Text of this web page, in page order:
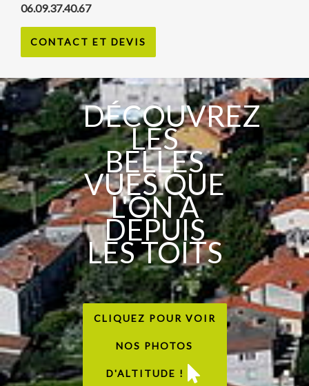
06.09.37.40.67
CONTACT ET DEVIS
DÉCOUVREZ
LES
BELLES
VUES QUE
L'ON A
DEPUIS
LES TOITS
CLIQUEZ POUR VOIR
NOS PHOTOS
D'ALTITUDE !